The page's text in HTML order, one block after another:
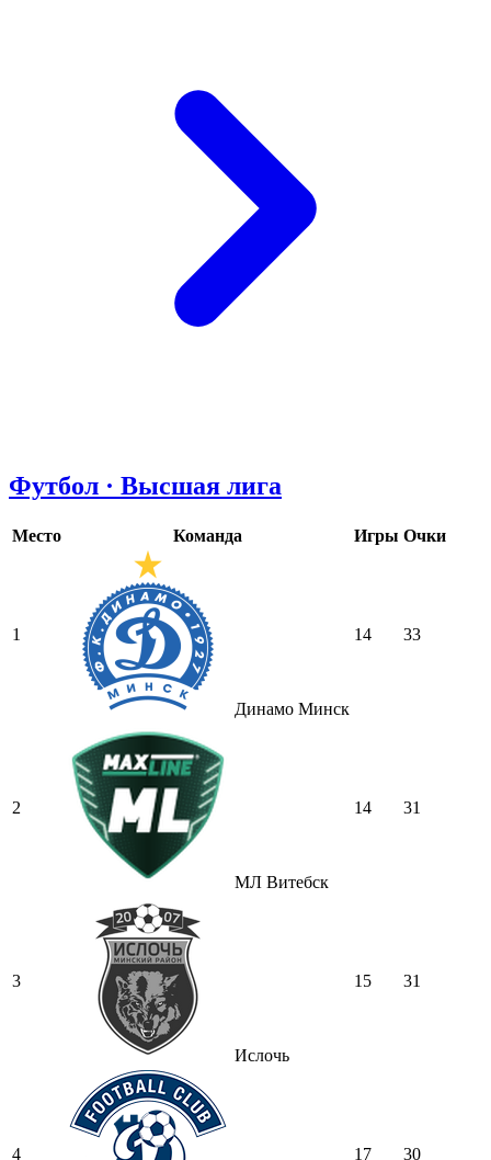
Футбол · Высшая лига
Место Команда Игры Очки
1
Динамо Минск
14 33
2
МЛ Витебск
14 31
3
Ислочь
15 31
4 17 30